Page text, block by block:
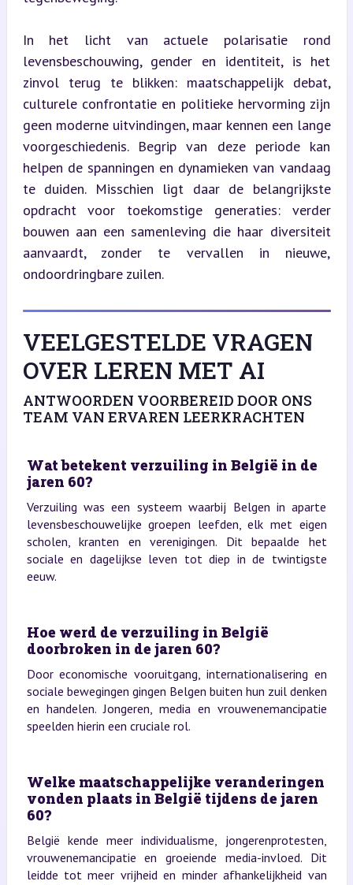
In het licht van actuele polarisatie rond
levensbeschouwing, gender en identiteit, is het
zinvol terug te blikken: maatschappelijk debat,
culturele confrontatie en politieke hervorming zijn
geen moderne uitvindingen, maar kennen een lange
voorgeschiedenis. Begrip van deze periode kan
helpen de spanningen en dynamieken van vandaag
te duiden. Misschien ligt daar de belangrijkste
opdracht voor toekomstige generaties: verder
bouwen aan een samenleving die haar diversiteit
aanvaardt, zonder te vervallen in nieuwe,
ondoordringbare zuilen.
VEELGESTELDE VRAGEN
OVER LEREN MET AI
ANTWOORDEN VOORBEREID DOOR ONS
TEAM VAN ERVAREN LEERKRACHTEN
Wat betekent verzuiling in België in de
jaren 60?
Verzuiling was een systeem waarbij Belgen in aparte
levensbeschouwelijke groepen leefden, elk met eigen
scholen, kranten en verenigingen. Dit bepaalde het
sociale en dagelijkse leven tot diep in de twintigste
eeuw.
Hoe werd de verzuiling in België
doorbroken in de jaren 60?
Door economische vooruitgang, internationalisering en
sociale bewegingen gingen Belgen buiten hun zuil denken
en handelen. Jongeren, media en vrouwenemancipatie
speelden hierin een cruciale rol.
Welke maatschappelijke veranderingen
vonden plaats in België tijdens de jaren
60?
België kende meer individualisme, jongerenprotesten,
vrouwenemancipatie en groeiende media-invloed. Dit
leidde tot meer vrijheid en minder afhankelijkheid van